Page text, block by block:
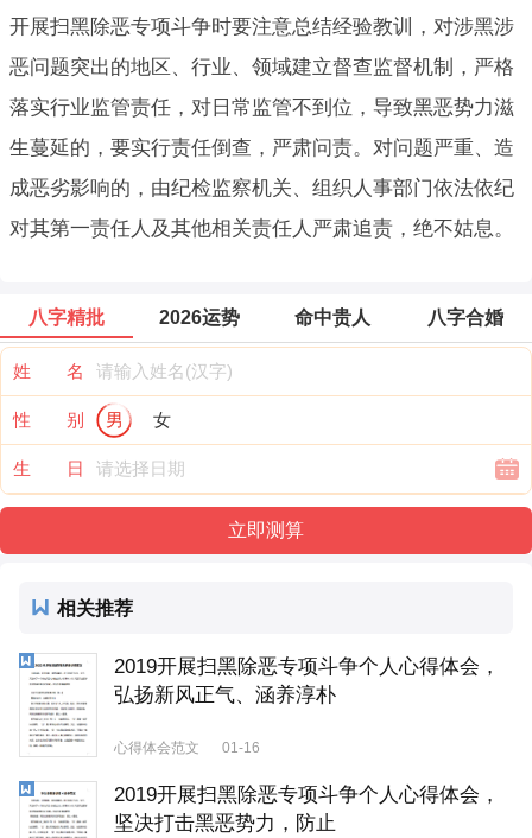
开展扫黑除恶专项斗争时要注意总结经验教训，对涉黑涉
恶问题突出的地区、行业、领域建立督查监督机制，严格
落实行业监管责任，对日常监管不到位，导致黑恶势力滋
生蔓延的，要实行责任倒查，严肃问责。对问题严重、造
成恶劣影响的，由纪检监察机关、组织人事部门依法依纪
对其第一责任人及其他相关责任人严肃追责，绝不姑息。
八字精批 2026运势 命中贵人 八字合婚
姓 名
性 别 男 女
生 日
相关推荐
2019开展扫黑除恶专项斗争个人心得体会，
弘扬新风正气、涵养淳朴
心得体会范文 01-16
2019开展扫黑除恶专项斗争个人心得体会，
坚决打击黑恶势力，防止